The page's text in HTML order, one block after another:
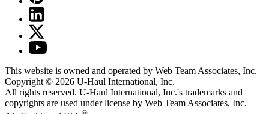
This website is owned and operated by Web Team Associates, Inc.
Copyright © 2026 U-Haul International, Inc.
All rights reserved. U-Haul International, Inc.'s trademarks and
copyrights are used under license by Web Team Associates, Inc.